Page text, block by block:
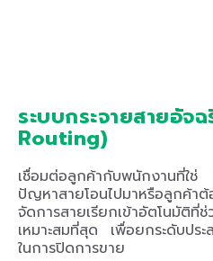
ระบบกระจายสายอัจ
Routing)
เชื่อมต่อลูกค้ากับพนักงานที่ใ
ปัญหาสายโอนไปมาหรือลูกค้า
จัดการสายเรียกเข้าอัตโนมัติที่
เหมาะสมที่สุด เพื่อยกระดับปร
ในการปิดการขาย